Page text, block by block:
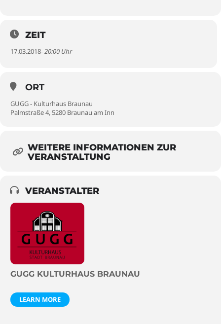
ZEIT
17.03.2018- 20:00 Uhr
ORT
GUGG - Kulturhaus Braunau
Palmstraße 4, 5280 Braunau am Inn
WEITERE INFORMATIONEN ZUR
VERANSTALTUNG
VERANSTALTER
GUGG KULTURHAUS BRAUNAU
LEARN MORE